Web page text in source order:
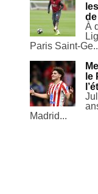
À
Paris Saint-
le
Madrid...